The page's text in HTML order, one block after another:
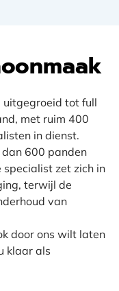
uitgegroeid tot full
met ruim 400
in dienst.
dan 600 panden
specialist zet zich in
terwijl de
van
door ons wilt laten
klaar als